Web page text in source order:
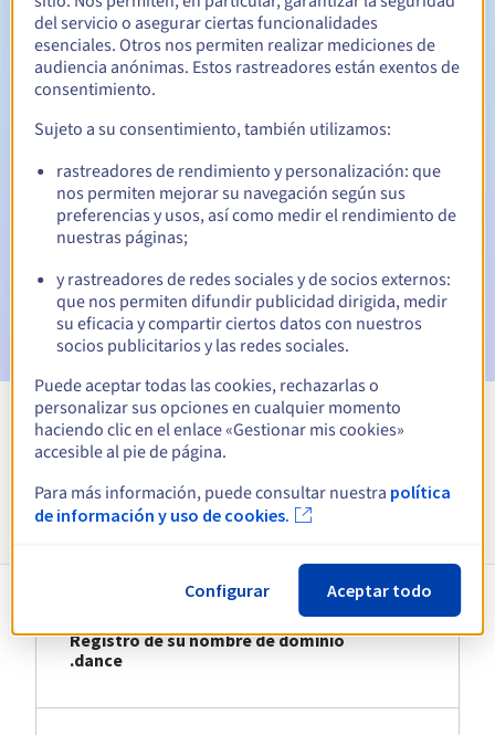
Período de redención 30 días
Notificaciones automáticas:
Emails de aviso:60, 30, 15, 7 y 3 días antes de la fecha de
vencimiento
Email el día del vencimiento
del nombre de dominio
Email tras el Redemption Grace Periodpara notificar la
eliminación del nombre de dominio
Ver todas las extensiones
Información sobre .dance
Registro de su nombre de dominio
.dance
del servicio o asegurar ciertas funcionalidades
esenciales. Otros nos permiten realizar mediciones de
audiencia anónimas. Estos rastreadores están exentos de
consentimiento.
Sujeto a su consentimiento, también utilizamos:
rastreadores de rendimiento y personalización: que
nos permiten mejorar su navegación según sus
preferencias y usos, así como medir el rendimiento de
nuestras páginas;
y rastreadores de redes sociales y de socios externos:
que nos permiten difundir publicidad dirigida, medir
su eficacia y compartir ciertos datos con nuestros
socios publicitarios y las redes sociales.
Puede aceptar todas las cookies, rechazarlas o
personalizar sus opciones en cualquier momento
haciendo clic en el enlace «Gestionar mis cookies»
accesible al pie de página.
Para más información, puede consultar nuestra política
de información y uso de cookies.
Configurar Aceptar todo